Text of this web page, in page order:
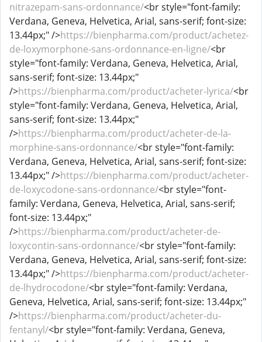
nitrazepam-sans-ordonnance/<br style="font-family:
Verdana, Geneva, Helvetica, Arial, sans-serif; font-size:
13.44px;" />https://bienpharma.com/product/achetez-
de-loxymorphone-sans-ordonnance-en-ligne/<br
style="font-family: Verdana, Geneva, Helvetica, Arial,
sans-serif; font-size: 13.44px;"
/>https://bienpharma.com/product/acheter-lyrica/<br
style="font-family: Verdana, Geneva, Helvetica, Arial,
sans-serif; font-size: 13.44px;"
/>https://bienpharma.com/product/acheter-de-la-
morphine-sans-ordonnance/<br style="font-family:
Verdana, Geneva, Helvetica, Arial, sans-serif; font-size:
13.44px;" />https://bienpharma.com/product/acheter-
de-loxycodone-sans-ordonnance/<br style="font-
family: Verdana, Geneva, Helvetica, Arial, sans-serif;
font-size: 13.44px;"
/>https://bienpharma.com/product/acheter-de-
loxycontin-sans-ordonnance/<br style="font-family:
Verdana, Geneva, Helvetica, Arial, sans-serif; font-size:
13.44px;" />https://bienpharma.com/product/acheter-
de-lhydrocodone/<br style="font-family: Verdana,
Geneva, Helvetica, Arial, sans-serif; font-size: 13.44px;"
/>https://bienpharma.com/product/acheter-du-
fentanyl/<br style="font-family: Verdana, Geneva,